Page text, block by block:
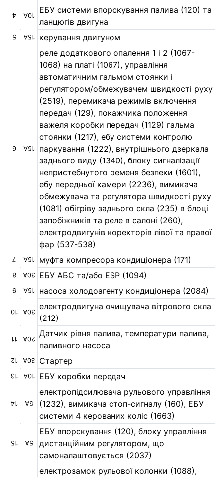
4 10А
ЕБУ системи впорскування палива (120) та
ланцюгів двигуна
5 15А керування двигуном
6 15А
реле додаткового опалення 1 і 2 (1067-
1068) на платі (1067), управління
автоматичним гальмом стоянки і
регулятором/обмежувачем швидкості руху
(2519), перемикача режимів включення
передач (129), покажчика положення
важеля коробки передач (1129) гальма
стоянки (1217), ебу системи контролю
паркування (1222), внутрішнього дзеркала
заднього виду (1340), блоку сигналізації
непристебнутого ременя безпеки (1601),
ебу передньої камери (2236), вимикача
обмежувача та регулятора швидкості руху
(1081) обігріву заднього скла (235) в блоці
запобіжників та реле в салоні (260),
електродвигунів коректорів лівої та правої
фар (537-538)
7 15А муфта компресора кондиціонера (171)
8 30А ЕБУ АБС та/або ESP (1094)
9 15А насоса холодоагенту кондиціонера (2084)
10 30А
електродвигуна очищувача вітрового скла
(212)
11 20А
Датчик рівня палива, температури палива,
паливного насоса
12 30А Стартер
13 10А ЕБУ коробки передач
14 5А
електропідсилювача рульового управління
(1232), вимикача стоп-сигналу (160), ЕБУ
системи 4 керованих коліс (1663)
15 5А
ЕБУ впорскування (120), блоку управління
дистанційним регулятором, що
самоналаштовується (2037)
електрозамок рульової колонки (1088),